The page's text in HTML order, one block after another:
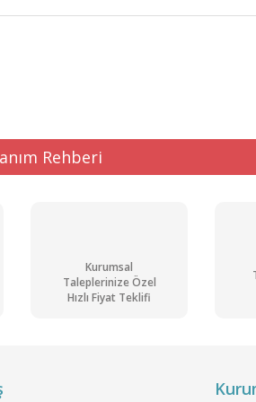
Rehberi
Kurumsal
Taleplerinize Özel
Hızlı Fiyat Teklifi